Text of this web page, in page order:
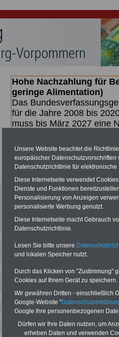
Hohe Nachzahlung für
geringe Alimentation)
Das
für die Jahre 2008 bis
muss bis März 2027 eine
(Beamte &
geben (Medienberichten
mind.3.000 und 13.000
hierzu eine Broschüre
des Gesetzentwurfs der
(wahrscheinlich im
Broschüre.
Meldung
Tariflöhne
Unsere Website beachtet die
europäischer
Datenschutzrichtlinie für
Diese Internetseite verwendet
Dienste und Funktionen
Personalisierung von Anzeigen
personalisierte Werbung genutzt.
Diese Internetseite macht Gebrauch
Datenschutzrichtlinie.
Lesen Sie bitte unsere
und lokalen Speicher nutzt.
Durch das Klicken von "Zustimmung"
Cookies auf Ihrem Gerät zu speichern.
Wir gewähren Dritten - einschließlich
Google-Website "
Google ihre personenbezogenen
Dürfen wir Ihre Daten nutzen, um
erheben Daten und verwenden